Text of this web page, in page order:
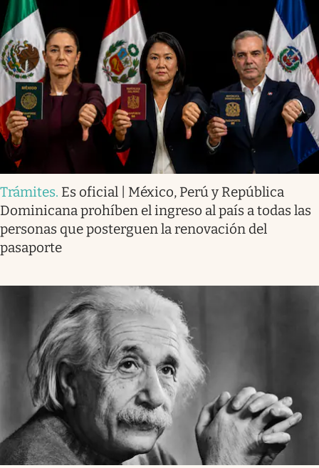
Trámites. Es oficial | México, Perú y República
Dominicana prohíben el ingreso al país a todas las
personas que posterguen la renovación del
pasaporte